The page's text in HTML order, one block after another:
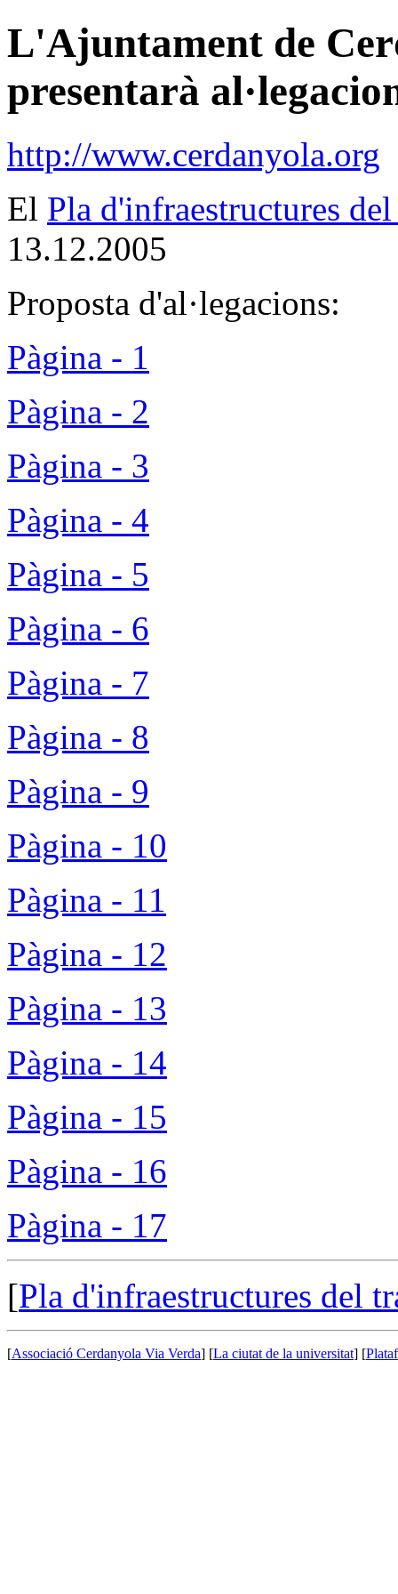
L'Ajuntament de
presentarà
http://www.cerdanyola.org
El Pla d'infraestructures
13.12.2005
Proposta d'al·legacions:
Pàgina - 1
Pàgina - 2
Pàgina - 3
Pàgina - 4
Pàgina - 5
Pàgina - 6
Pàgina - 7
Pàgina - 8
Pàgina - 9
Pàgina - 10
Pàgina - 11
Pàgina - 12
Pàgina - 13
Pàgina - 14
Pàgina - 15
Pàgina - 16
Pàgina - 17
[Pla d'infraestructures del
[Associació Cerdanyola Via Verda] [La ciutat de la universitat] [